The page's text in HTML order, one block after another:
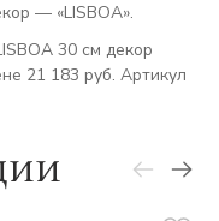
— «LISBOA».
30 см декор
21 183 руб. Артикул